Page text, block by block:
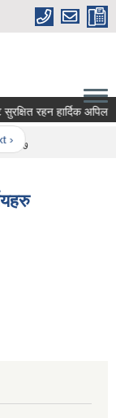
रहन हार्दिक अपिल
› १७